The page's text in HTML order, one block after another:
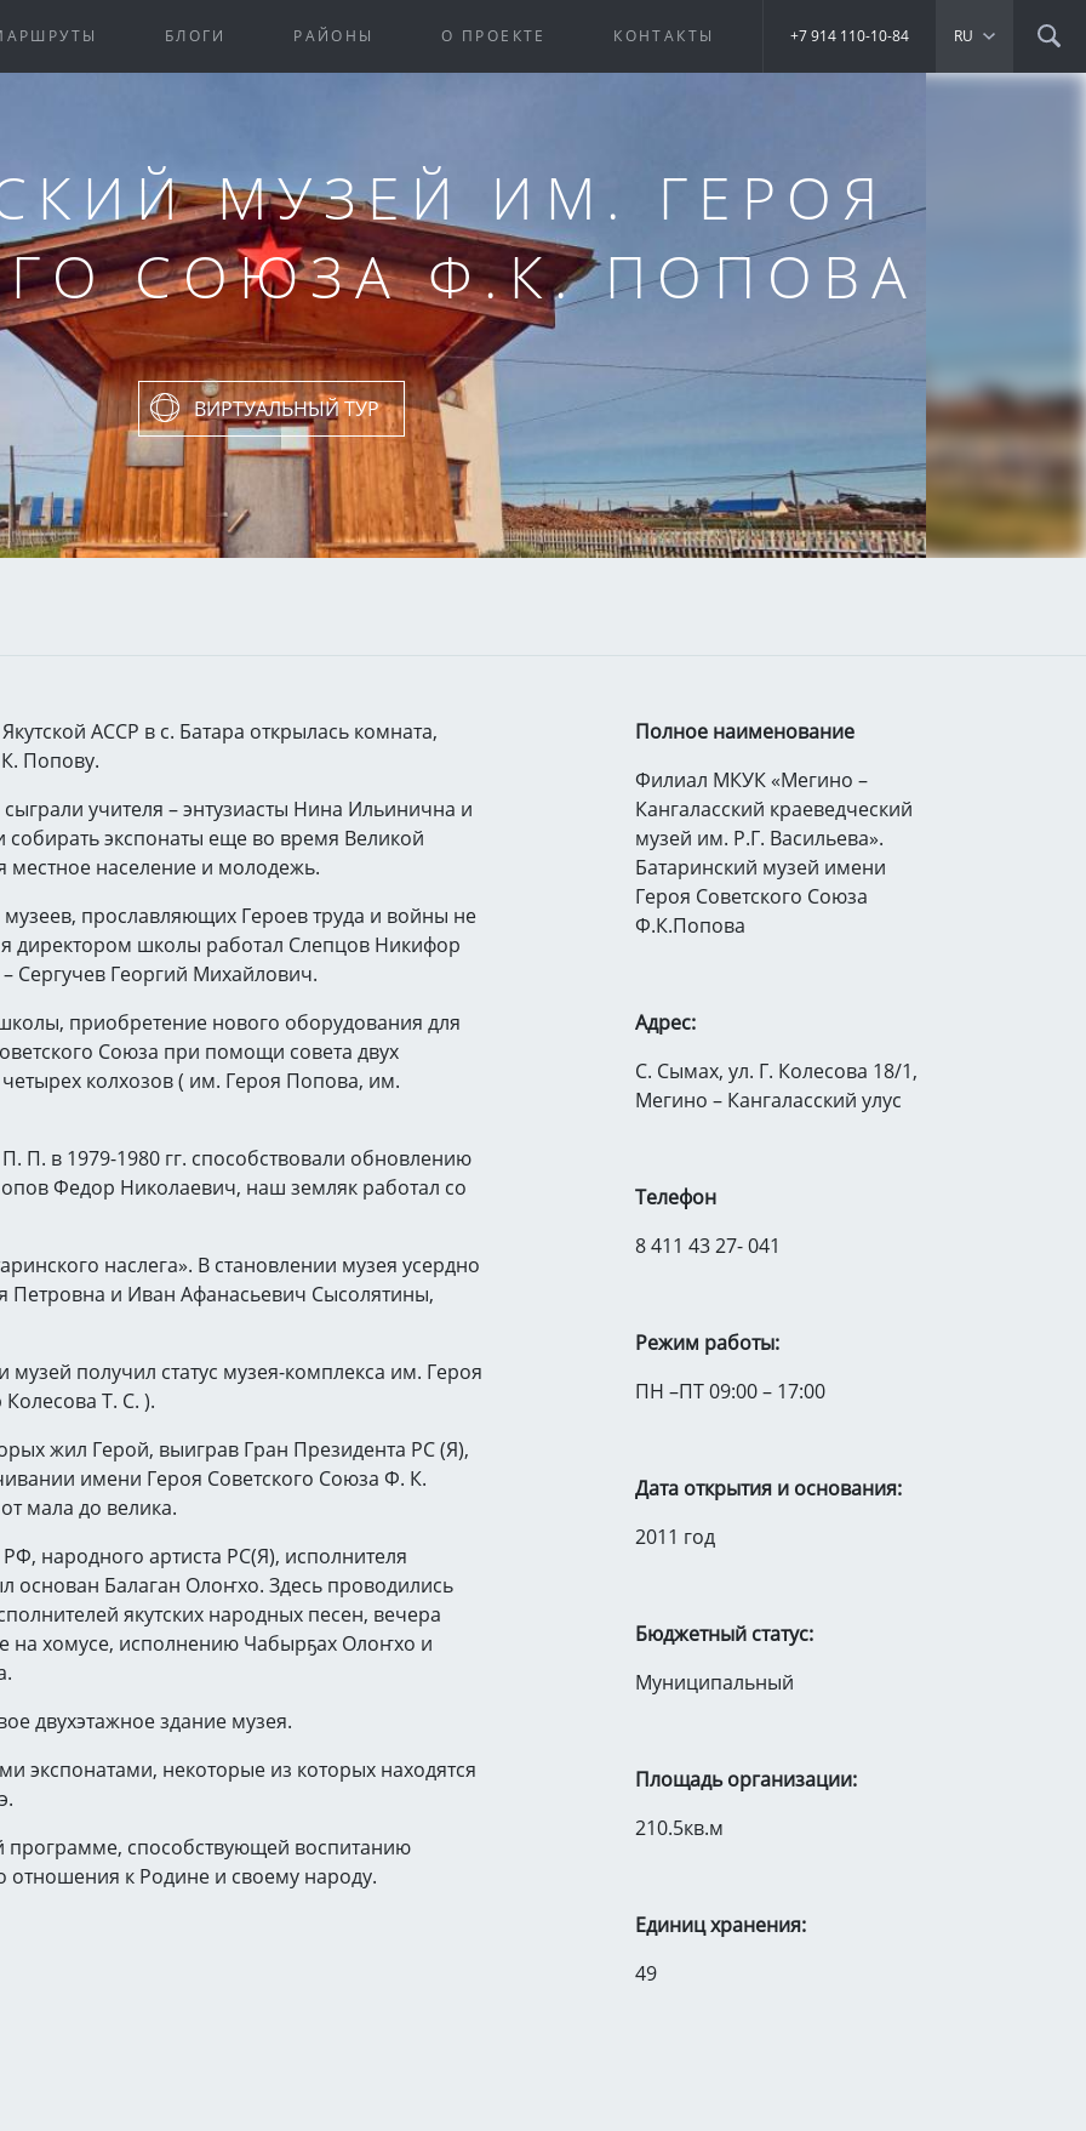
БЛОГИ РАЙОНЫ О ПРОЕКТЕ КОНТАКТЫ RU
+7 914 110-10-84
МУЗЕЙ ИМ. ГЕРОЯ
СОЮЗА Ф.К. ПОПОВА
ВИРТУАЛЬНЫЙ ТУР
АССР в с. Батара открылась комната,
Попову.
учителя – энтузиасты Нина Ильинична и
экспонаты еще во время Великой
местное население и молодежь.
прославляющих Героев труда и войны не
директором школы работал Слепцов Никифор
Сергучев Георгий Михайлович.
приобретение нового оборудования для
Союза при помощи совета двух
колхозов ( им. Героя Попова, им.
П. в 1979-1980 гг. способствовали обновлению
Федор Николаевич, наш земляк работал со
наслега». В становлении музея усердно
и Иван Афанасьевич Сысолятины,
получил статус музея-комплекса им. Героя
Т. С. ).
жил Герой, выиграв Гран Президента РС (Я),
имени Героя Советского Союза Ф. К.
мала до велика.
народного артиста РС(Я), исполнителя
основан Балаган Олоҥхо. Здесь проводились
якутских народных песен, вечера
на хомусе, исполнению Чабырҕах Олоҥхо и
двухэтажное здание музея.
экспонатами, некоторые из которых находятся
программе, способствующей воспитанию
к Родине и своему народу.
Полное наименование
Филиал МКУК «Мегино –
Кангаласский краеведческий
музей им. Р.Г. Васильева».
Батаринский музей имени
Героя Советского Союза
Ф.К.Попова
Адрес:
С. Сымах, ул. Г. Колесова 18/1,
Мегино – Кангаласский улус
Телефон
8 411 43 27- 041
Режим работы:
ПН –ПТ 09:00 – 17:00
Дата открытия и основания:
2011 год
Бюджетный статус:
Муниципальный
Площадь организации:
210.5кв.м
Единиц хранения:
49